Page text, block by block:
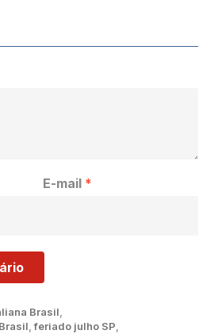
Brasil
,feriado julho SP
E-mail *